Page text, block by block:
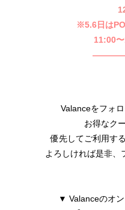
※5.6日は
11:00
Valanceをフォ
お得なク
優先してご利用す
よろしければ是非、
▼ Valanceのオ